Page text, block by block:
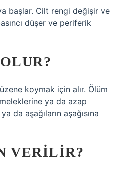
başlar. Cilt rengi değişir ve
düşer ve periferik
koymak için alır. Ölüm
ya da azap
da aşağıların aşağısına
VERILIR?